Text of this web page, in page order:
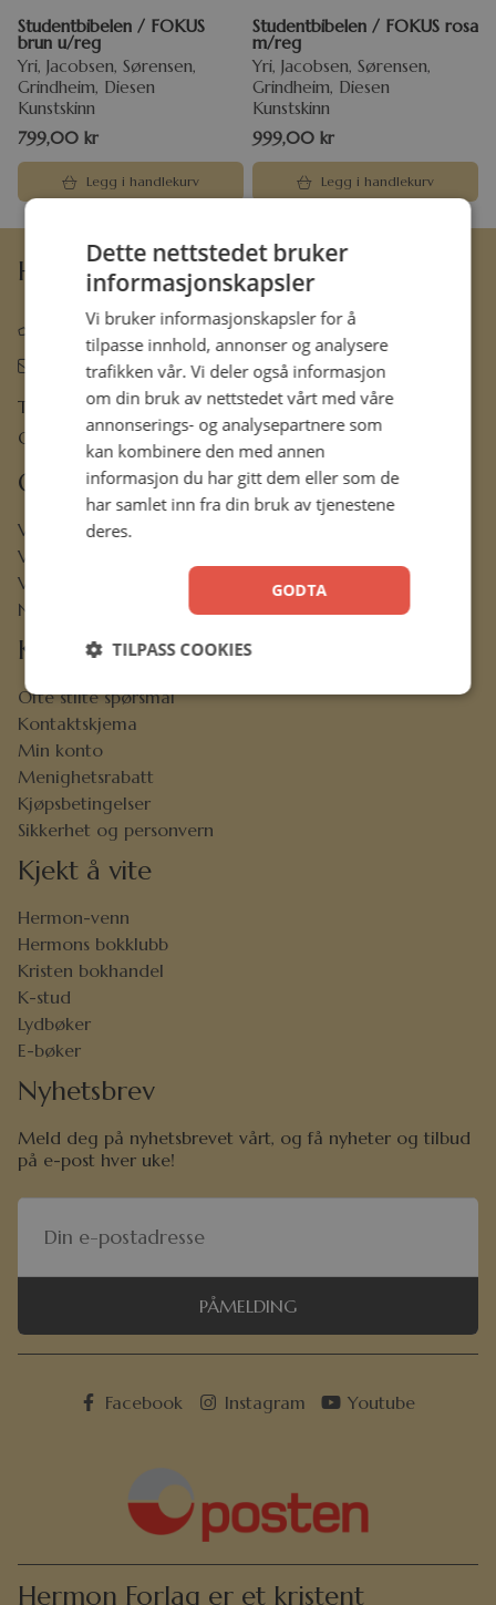
Studentbibelen / FOKUS
brun u/reg
Yri, Jacobsen, Sørensen,
Grindheim, Diesen
Kunstskinn
799,00 kr
Legg i handlekurv
Studentbibelen / FOKUS rosa
m/reg
Yri, Jacobsen, Sørensen,
Grindheim, Diesen
Kunstskinn
999,00 kr
Legg i handlekurv
Hermon Forlag AS
63 80 30 99
ordre@hermon.no
Trondheimsveien 50 C, 2007 Kjeller
Org.nr. 889 204 982
Om oss
Vår visjon
Vår historie
Vårt ansvar
Nettbibel
Kundeservice
Ofte stilte spørsmål
Kontaktskjema
Min konto
Menighetsrabatt
Kjøpsbetingelser
Sikkerhet og personvern
Kjekt å vite
Hermon-venn
Hermons bokklubb
Kristen bokhandel
K-stud
Lydbøker
E-bøker
Nyhetsbrev
Meld deg på nyhetsbrevet vårt, og få nyheter og tilbud
på e-post hver uke!
PÅMELDING
Facebook Instagram Youtube
Hermon Forlag er et kristent
Dette nettstedet bruker
informasjonskapsler
Vi bruker informasjonskapsler for å
tilpasse innhold, annonser og analysere
trafikken vår. Vi deler også informasjon
om din bruk av nettstedet vårt med våre
annonserings- og analysepartnere som
kan kombinere den med annen
informasjon du har gitt dem eller som de
har samlet inn fra din bruk av tjenestene
deres.
GODTA
TILPASS COOKIES